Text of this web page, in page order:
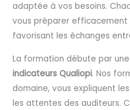
adaptée à vos besoins.
vous préparer
favorisant les échanges
La formation débute par
indicateurs Qualiopi. Nos
domaine, vous expliquent
les attentes des auditeurs.